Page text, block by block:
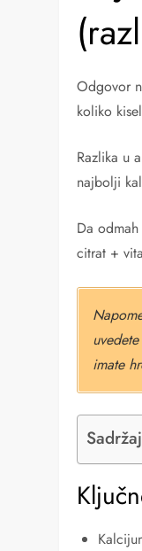
Odgovor
koliko
Razlika u
najbolji
Da
citrat +
imate
Sadržaj